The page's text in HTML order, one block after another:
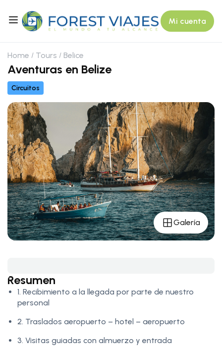
Mi cuenta
Home Tours Belice
Aventuras en Belize
Circuitos
Galería
Resumen
1. Recibimiento a la llegada por parte de nuestro
personal
2. Traslados aeropuerto – hotel – aeropuerto
3. Visitas guiadas con almuerzo y entrada